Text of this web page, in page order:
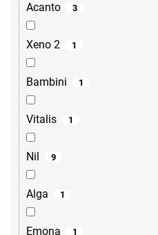
Acanto 3
Xeno 2 1
Bambini 1
Vitalis 1
Nil 9
Alga 1
Emona 1